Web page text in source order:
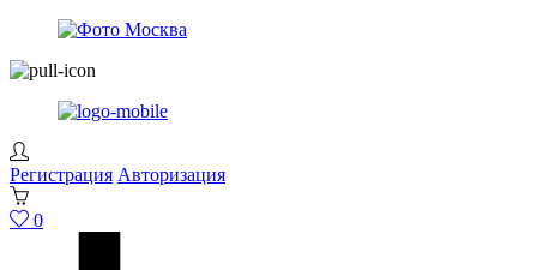
Регистрация Авторизация
0